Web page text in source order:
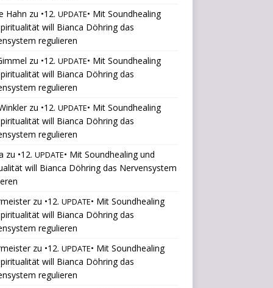
Hahn zu •12. UPDATE• Mit Soundhealing
will Bianca Döhring das
regulieren
zu •12. UPDATE• Mit Soundhealing
will Bianca Döhring das
regulieren
zu •12. UPDATE• Mit Soundhealing
will Bianca Döhring das
regulieren
zu •12. UPDATE• Mit Soundhealing und
will Bianca Döhring das Nervensystem
zu •12. UPDATE• Mit Soundhealing
will Bianca Döhring das
regulieren
zu •12. UPDATE• Mit Soundhealing
will Bianca Döhring das
regulieren